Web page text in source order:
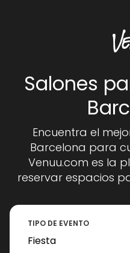
Salones
Encuentra el
Barcelona para
Venuu.com es la
reservar espacios
TIPO DE EVENTO